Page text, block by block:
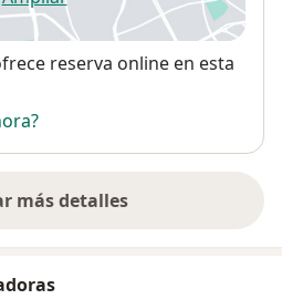
se abre en una nueva
reserva online en esta
más detalles
sobre la dirección